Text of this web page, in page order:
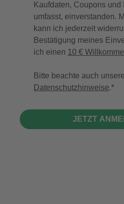
Kaufdaten, Coupons und
umfasst, einverstanden.
kann ich jederzeit
Bestätigung meines
ich einen 10 €
Bitte beachte auch unsere
Datenschutzhinweise.
JETZT